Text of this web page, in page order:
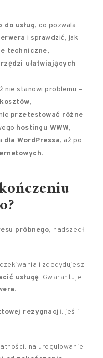
do usług, co pozwala
i sprawdzić, jak
techniczne,
ułatwiających
nie stanowi problemu –
,
przetestować różne
hostingu WWW,
dla WordPressa, aż po
.
próbnego, nadszedł
i zdecydujesz
usługę. Gwarantuje
.
rezygnacji, jeśli
na uregulowanie